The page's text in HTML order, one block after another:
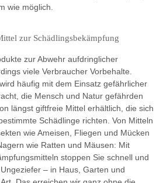
wie möglich.
zur Schädlingsbekämpfung
zur Abwehr aufdringlicher
viele Verbraucher Vorbehalte.
häufig mit dem Einsatz gefährlicher
die Mensch und Natur gefährden
längst giftfreie Mittel erhältlich, die sich
Schädlinge richten. Von Mitteln
wie Ameisen, Fliegen und Mücken
wie Ratten und Mäusen: Mit
stoppen Sie schnell und
– in Haus, Garten und